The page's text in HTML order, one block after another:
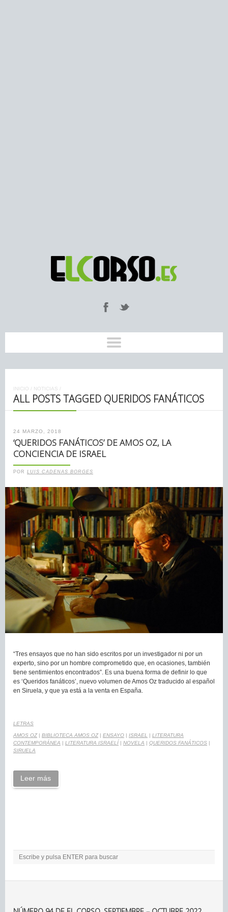
INICIO / NOTICIAS /
ALL POSTS TAGGED QUERIDOS FANÁTICOS
24 MARZO, 2018
‘QUERIDOS FANÁTICOS’ DE AMOS OZ, LA
CONCIENCIA DE ISRAEL
POR LUIS CADENAS BORGES
“Tres ensayos que no han sido escritos por un investigador ni por un
experto, sino por un hombre comprometido que, en ocasiones, también
tiene sentimientos encontrados”. Es una buena forma de definir lo que
es ‘Queridos fanáticos’, nuevo volumen de Amos Oz traducido al español
en Siruela, y que ya está a la venta en España.
LETRAS
AMOS OZ| BIBLIOTECA AMOS OZ| ENSAYO | ISRAEL | LITERATURA
CONTEMPORÁNEA | LITERATURA ISRAELÍ | NOVELA | QUERIDOS FANÁTICOS |
SIRUELA
Leer más